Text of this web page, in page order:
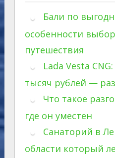
Бали по
особенности
путешествия
Lada Vesta
тысяч рублей —
Что такое
где он уместен
Санаторий в
области который